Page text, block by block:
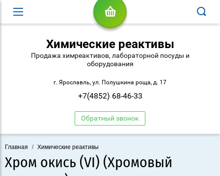
Химические реактивы
Продажа химреактивов, лабораторной посуды и
оборудования
г. Ярославль, ул. Полушкина роща, д. 17
+7(4852) 68-46-33
Обратный звонок
Главная / Химические реактивы
Хром окись (VI) (Хромовый